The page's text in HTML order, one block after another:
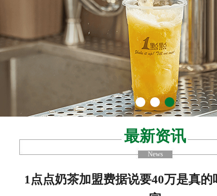
最新资讯
News
1点点奶茶加盟费据说要40万是真的